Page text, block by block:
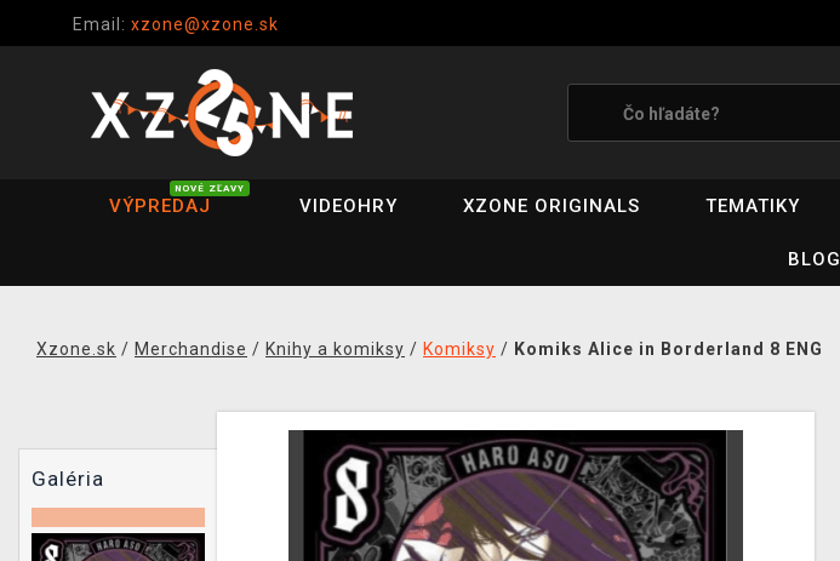
Email: xzone@xzone.sk
VÝPREDAJ
NOVÉ ZĽAVY
VIDEOHRY XZONE ORIGINALS TEMATIKY
BLOG
Xzone.sk / Merchandise / Knihy a komiksy / Komiksy / Komiks Alice in Borderland 8 ENG
Galéria